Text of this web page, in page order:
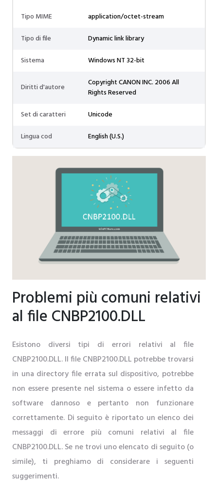
Tipo MIME
application/octet-stream
Tipo di file
Dynamic link library
Sistema
Windows NT 32-bit
Diritti d'autore
Copyright CANON INC. 2006 All
Rights Reserved
Set di caratteri
Unicode
Lingua cod
English (U.S.)
Problemi più comuni relativi
al file CNBP2100.DLL
Esistono diversi tipi di errori relativi al file
CNBP2100.DLL. Il file CNBP2100.DLL potrebbe trovarsi
in una directory file errata sul dispositivo, potrebbe
non essere presente nel sistema o essere infetto da
software dannoso e pertanto non funzionare
correttamente. Di seguito è riportato un elenco dei
messaggi di errore più comuni relativi al file
CNBP2100.DLL. Se ne trovi uno elencato di seguito (o
simile), ti preghiamo di considerare i seguenti
suggerimenti.